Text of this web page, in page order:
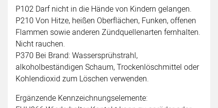
P102 Darf nicht in die Hände von Kindern gelangen.
P210 Von Hitze, heißen Oberflächen, Funken, offenen
Flammen sowie anderen Zündquellenarten fernhalten.
Nicht rauchen.
P370 Bei Brand: Wassersprühstrahl,
alkoholbeständigen Schaum, Trockenlöschmittel oder
Kohlendioxid zum Löschen verwenden.
Ergänzende Kennzeichnungselemente: